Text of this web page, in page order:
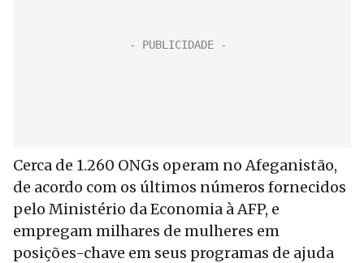
Cerca de 1.260 ONGs operam no Afeganistão,
de acordo com os últimos números fornecidos
pelo Ministério da Economia à AFP, e
empregam milhares de mulheres em
posições-chave em seus programas de ajuda